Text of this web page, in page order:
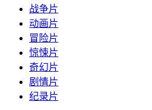
战争片
动画片
冒险片
惊悚片
奇幻片
剧情片
纪录片